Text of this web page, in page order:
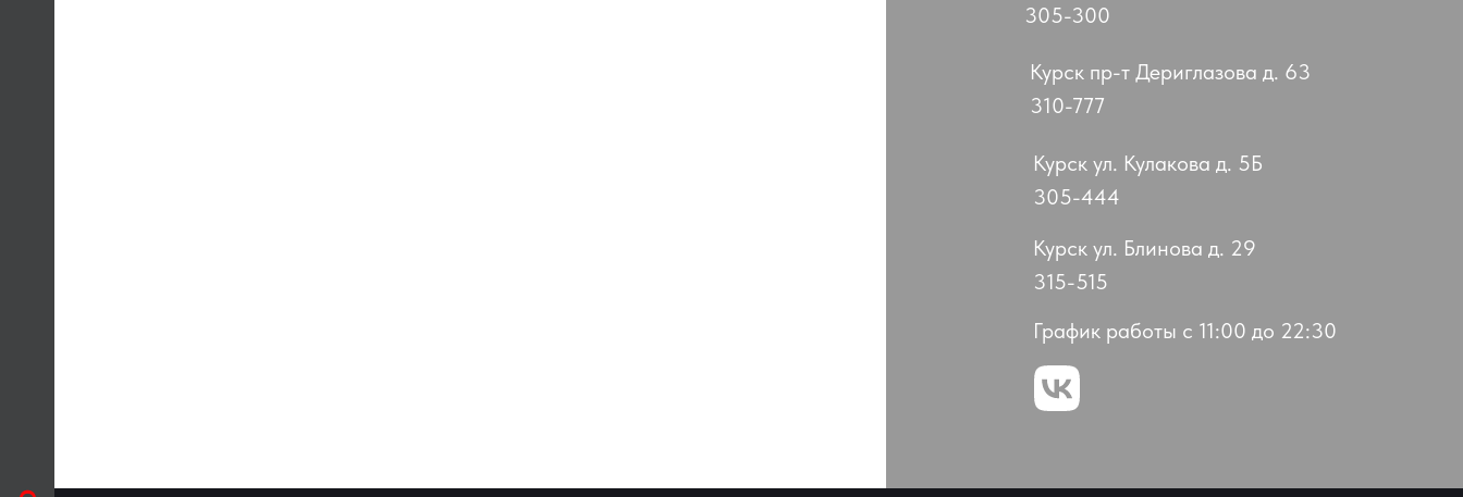
График работы с 11:00 до 22:30
Курск ул. Блинова д. 29
315-515
Курск ул. Кулакова д. 5Б
305-444
Курск пр-т Дериглазова д. 63
310-777
305-300